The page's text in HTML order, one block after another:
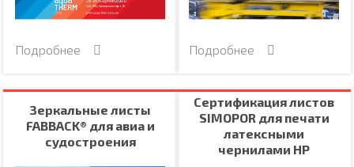
Подробнее Подробнее
Зеркальные листы
FABBACK® для авиа и
судостроения
Сертификация листов
SIMOPOR для печати
латексными
чернилами HP